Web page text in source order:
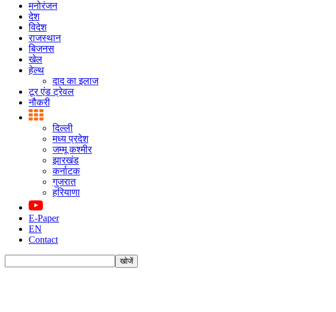
मनोरंजन
देश
विदेश
राजस्थान
बिजनस
खेल
हेल्थ
दाद का इलाज
टूर एंड ट्रेवल
नौकरी
दिल्ली
मध्य प्रदेश
जम्मू कश्मीर
झारखंड
कर्नाटक
गुजरात
हरियाणा
E-Paper
EN
Contact